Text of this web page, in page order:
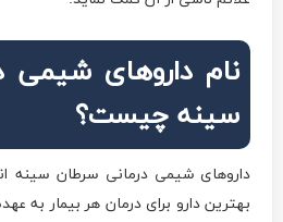
نام داروهای شیمی
سینه چیست؟
داروهای شیمی درمانی سرطان سینه
بهترین دارو برای درمان هر بیمار به